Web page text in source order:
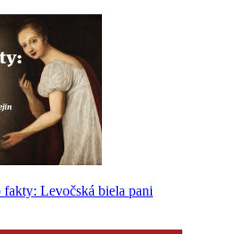
Levočská biela pani